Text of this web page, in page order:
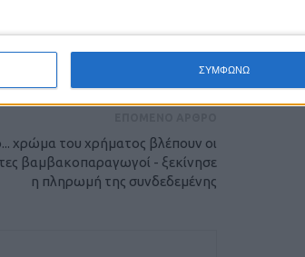
ΣΥΜΦΩΝΩ
Google News!
της Θεσσαλίας
χρώμα του χρήματος βλέπουν οι
βαμβακοπαραγωγοί - ξεκίνησε
η πληρωμή της συνδεδεμένης